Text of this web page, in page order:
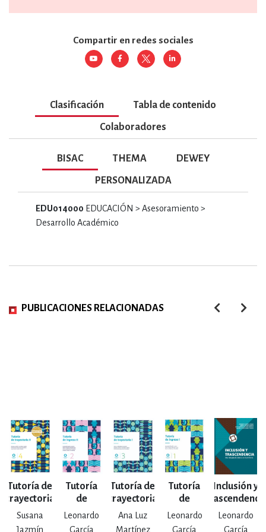
Compartir en redes sociales
Clasificación Tabla de contenido
Colaboradores
BISAC THEMA DEWEY
PERSONALIZADA
EDU014000 EDUCACIÓN > Asesoramiento >
Desarrollo Académico
PUBLICACIONES RELACIONADAS
Tutoría de
trayectoria
II
Susana
Jazmín
Tutoría
de
ingreso II
Leonardo
García
Tutoría de
trayectoria
I
Ana Luz
Martínez
Tutoría
de
ingreso I
Leonardo
García
Inclusión y
trascendencia
Leonardo
García